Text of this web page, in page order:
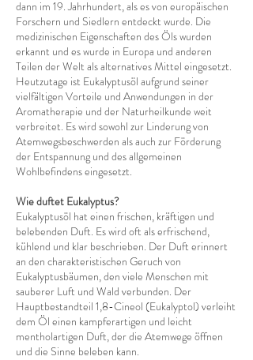
dann im 19. Jahrhundert, als es von europäischen
Forschern und Siedlern entdeckt wurde. Die
medizinischen Eigenschaften des Öls wurden
erkannt und es wurde in Europa und anderen
Teilen der Welt als alternatives Mittel eingesetzt.
Heutzutage ist Eukalyptusöl aufgrund seiner
vielfältigen Vorteile und Anwendungen in der
Aromatherapie und der Naturheilkunde weit
verbreitet. Es wird sowohl zur Linderung von
Atemwegsbeschwerden als auch zur Förderung
der Entspannung und des allgemeinen
Wohlbefindens eingesetzt.
Wie duftet Eukalyptus?
Eukalyptusöl hat einen frischen, kräftigen und
belebenden Duft. Es wird oft als erfrischend,
kühlend und klar beschrieben. Der Duft erinnert
an den charakteristischen Geruch von
Eukalyptusbäumen, den viele Menschen mit
sauberer Luft und Wald verbunden. Der
Hauptbestandteil 1,8-Cineol (Eukalyptol) verleiht
dem Öl einen kampferartigen und leicht
mentholartigen Duft, der die Atemwege öffnen
und die Sinne beleben kann.